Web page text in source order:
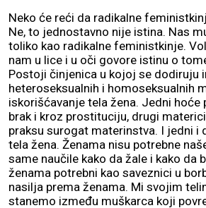
Neko će reći da radikalne
Ne, to jednostavno nije istina. Nas
toliko kao radikalne feministkinje.
nam u lice i u oči govore istinu o
Postoji činjenica u kojoj se dodiruju
heteroseksualnih i homoseksualnih
iskorišćavanje tela žena. Jedni hoće
brak i kroz prostituciju, drugi
praksu surogat materinstva. I jedni i
tela žena. Ženama nisu potrebne
same naučile kako da žale i kako da
ženama potrebni kao saveznici u
nasilja prema ženama. Mi svojim
stanemo između muškarca koji